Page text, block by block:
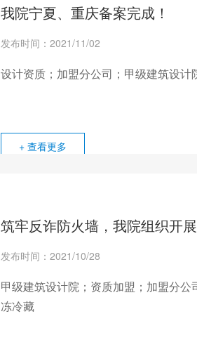
我院宁夏、重庆备案完成！
发布时间：2021/11/02
设计资质；加盟分公司；甲级建筑设
+ 查看更多
筑牢反诈防火墙，我院组织开
发布时间：2021/10/28
甲级建筑设计院；资质加盟；加盟分
冻冷藏